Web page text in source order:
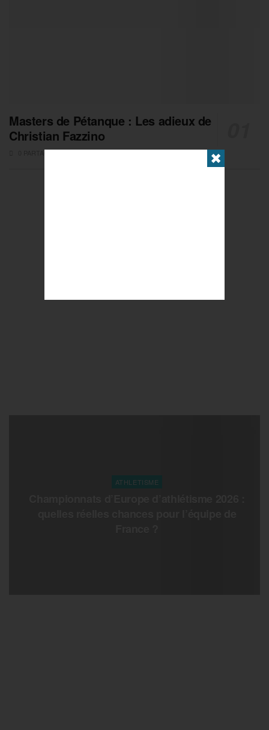
Masters de Pétanque : Les adieux de
Christian Fazzino
0 PARTAGES
ATHLETISME
✖